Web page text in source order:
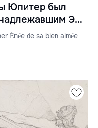
Юпитер был
Эме
Énée de sa bien aimée